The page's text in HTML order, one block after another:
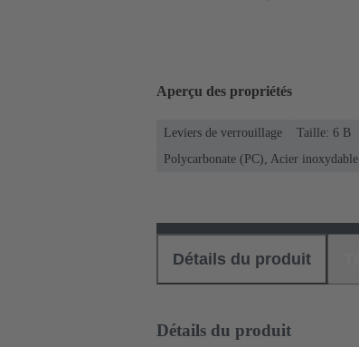
Aperçu des propriétés
Leviers de verrouillage Taille: 6 B
Polycarbonate (PC), Acier inoxydable
Détails du produit
Détails du produit